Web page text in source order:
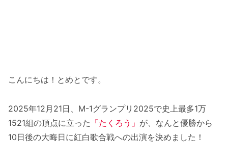
こんにちは！とめとです。
2025年12月21日、M-1グランプリ2025で史上最多1万
1521組の頂点に立った 「たくろう」 が、なんと優勝から
10日後の大晦日に紅白歌合戦への出演を決めました！